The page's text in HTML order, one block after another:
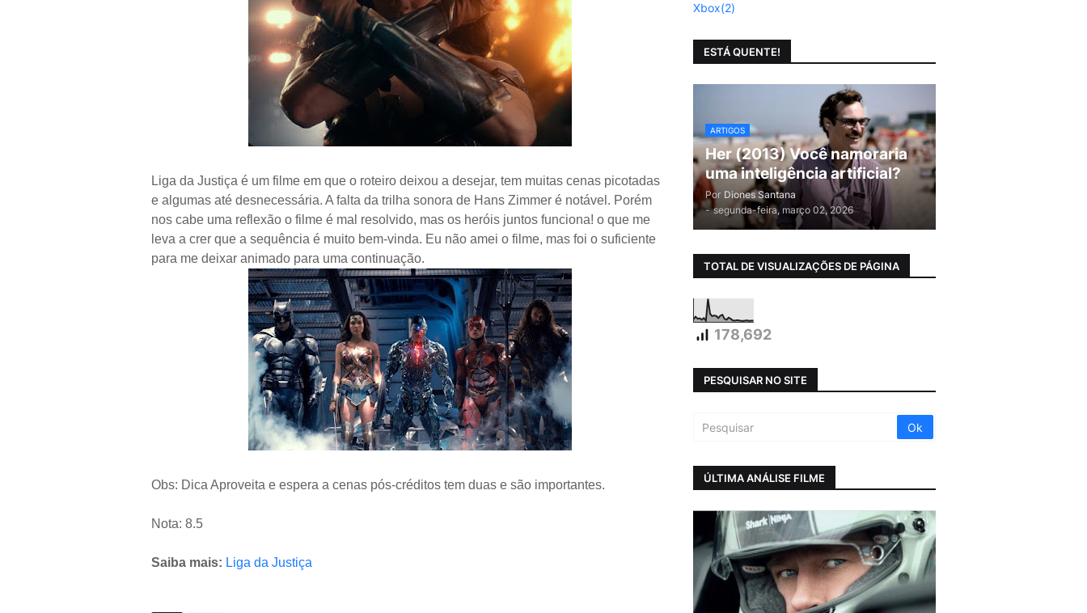
Liga da Justiça é um filme em que o roteiro deixou a desejar, tem muitas cenas picotadas
e algumas até desnecessária. A falta da trilha sonora de Hans Zimmer é notável. Porém
nos cabe uma reflexão o filme é mal resolvido, mas os heróis juntos funciona! o que me
leva a crer que a sequência é muito bem-vinda. Eu não amei o filme, mas foi o suficiente
para me deixar animado para uma continuação.
Obs: Dica Aproveita e espera a cenas pós-créditos tem duas e são importantes.
Nota: 8.5
Saiba mais: Liga da Justiça
Xbox(2)
ESTÁ QUENTE!
ARTIGOS
Her (2013) Você namoraria
uma inteligência artificial?
Por Diones Santana
- segunda-feira, março 02, 2026
TOTAL DE VISUALIZAÇÕES DE PÁGINA
178,692
PESQUISAR NO SITE
ÚLTIMA ANÁLISE FILME